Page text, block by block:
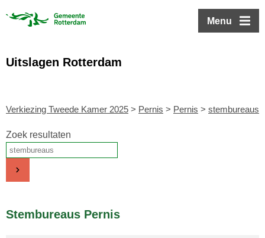
Menu
Uitslagen Rotterdam
Verkiezing Tweede Kamer 2025 > Pernis > Pernis > stembureaus
Zoek resultaten
Stembureaus Pernis